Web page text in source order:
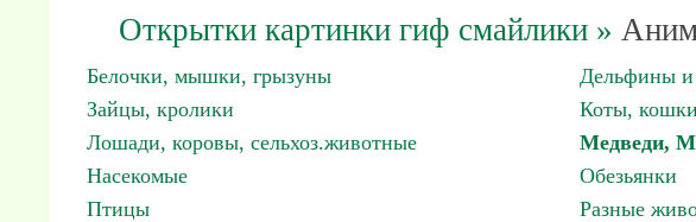
Открытки картинки гиф смайлики »
Белочки, мышки, грызуны
Дельфины и
Зайцы, кролики
Коты,
Лошади, коровы, сельхоз.животные
Медведи,
Насекомые
Обезьянки
Птицы
Разные